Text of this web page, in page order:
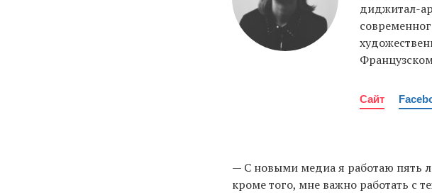
диджитал-
Сайт
— С новыми медиа я работаю пять
кроме того, мне важно работать с